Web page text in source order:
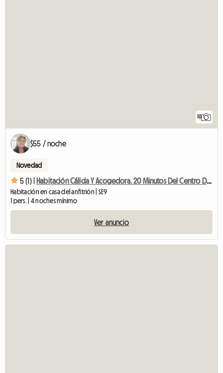
10
$55 / noche
Novedad
5 (1) | Habitación Cálida Y Acogedora. 20 Minutos Del Centro De Londres
Habitación en casa del anfitrión | SE9
1 pers. | 4 noches mínimo
Ver anuncio